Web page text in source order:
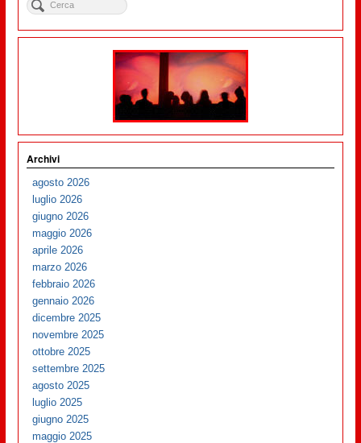
Archivi
agosto 2026
luglio 2026
giugno 2026
maggio 2026
aprile 2026
marzo 2026
febbraio 2026
gennaio 2026
dicembre 2025
novembre 2025
ottobre 2025
settembre 2025
agosto 2025
luglio 2025
giugno 2025
maggio 2025